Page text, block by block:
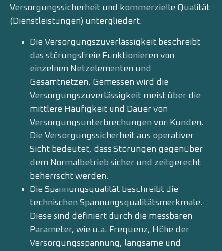
Versorgungssicherheit und kommerzielle Qualität
(Dienstleistungen) untergliedert.
Die Versorgungszuverlässigkeit beschreibt
das störungsfreie Funktionieren von
einzelnen Netzelementen und
Gesamtnetzen. Gemessen wird die
Versorgungszuverlässigkeit meist über die
mittlere Häufigkeit und Dauer von
Versorgungsunterbrechungen von Kunden.
Die Versorgungssicherheit aus operativer
Sicht bedeutet, dass Störungen gegenüber
dem Normalbetrieb sicher und zeitgerecht
beherrscht werden.
Die Spannungsqualität beschreibt die
technischen Spannungsqualitätsmerkmale.
Diese sind definiert durch die messbaren
Parameter, wie u.a. Frequenz, Höhe der
Versorgungsspannung, langsame und